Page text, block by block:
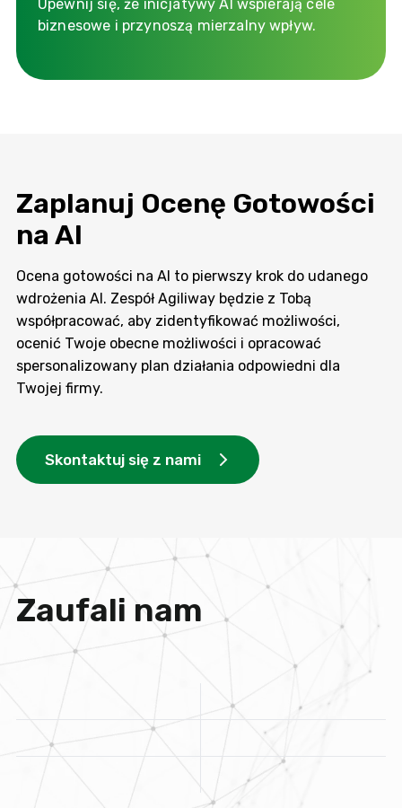
Upewnij się, że inicjatywy AI wspierają cele
biznesowe i przynoszą mierzalny wpływ.
Zaplanuj Ocenę Gotowości
na AI
Ocena gotowości na AI to pierwszy krok do udanego
wdrożenia AI. Zespół Agiliway będzie z Tobą
współpracować, aby zidentyfikować możliwości,
ocenić Twoje obecne możliwości i opracować
spersonalizowany plan działania odpowiedni dla
Twojej firmy.
Skontaktuj się z nami
Zaufali nam